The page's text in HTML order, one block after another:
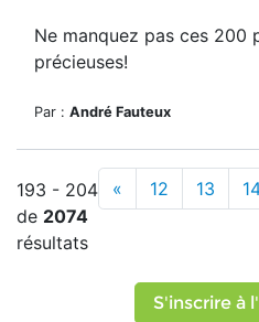
Ne manquez pas ces 200
précieuses!
Par : André Fauteux
193 - 204
de 2074
résultats
« 12 13
S'inscrire à